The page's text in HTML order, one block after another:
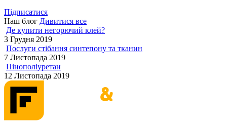
Підписатися
Наш блог Дивитися все
Де купити негорючий клей?
3 Грудня 2019
Послуги стібання синтепону та тканин
7 Листопада 2019
Пінополіуретан
12 Листопада 2019